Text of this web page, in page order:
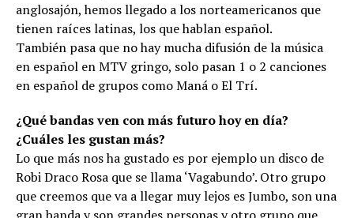
anglosajón, hemos llegado a los norteamericanos que
tienen raíces latinas, los que hablan español.
También pasa que no hay mucha difusión de la música
en español en MTV gringo, solo pasan 1 o 2 canciones
en español de grupos como Maná o El Trí.
¿Qué bandas ven con más futuro hoy en día?
¿Cuáles les gustan más?
Lo que más nos ha gustado es por ejemplo un disco de
Robi Draco Rosa que se llama ‘Vagabundo’. Otro grupo
que creemos que va a llegar muy lejos es Jumbo, son una